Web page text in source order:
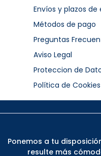
Envíos y plazos de
Métodos de pago
Preguntas
Aviso Legal
Proteccion de
Política de Cookies
Ponemos a tu
resulte más